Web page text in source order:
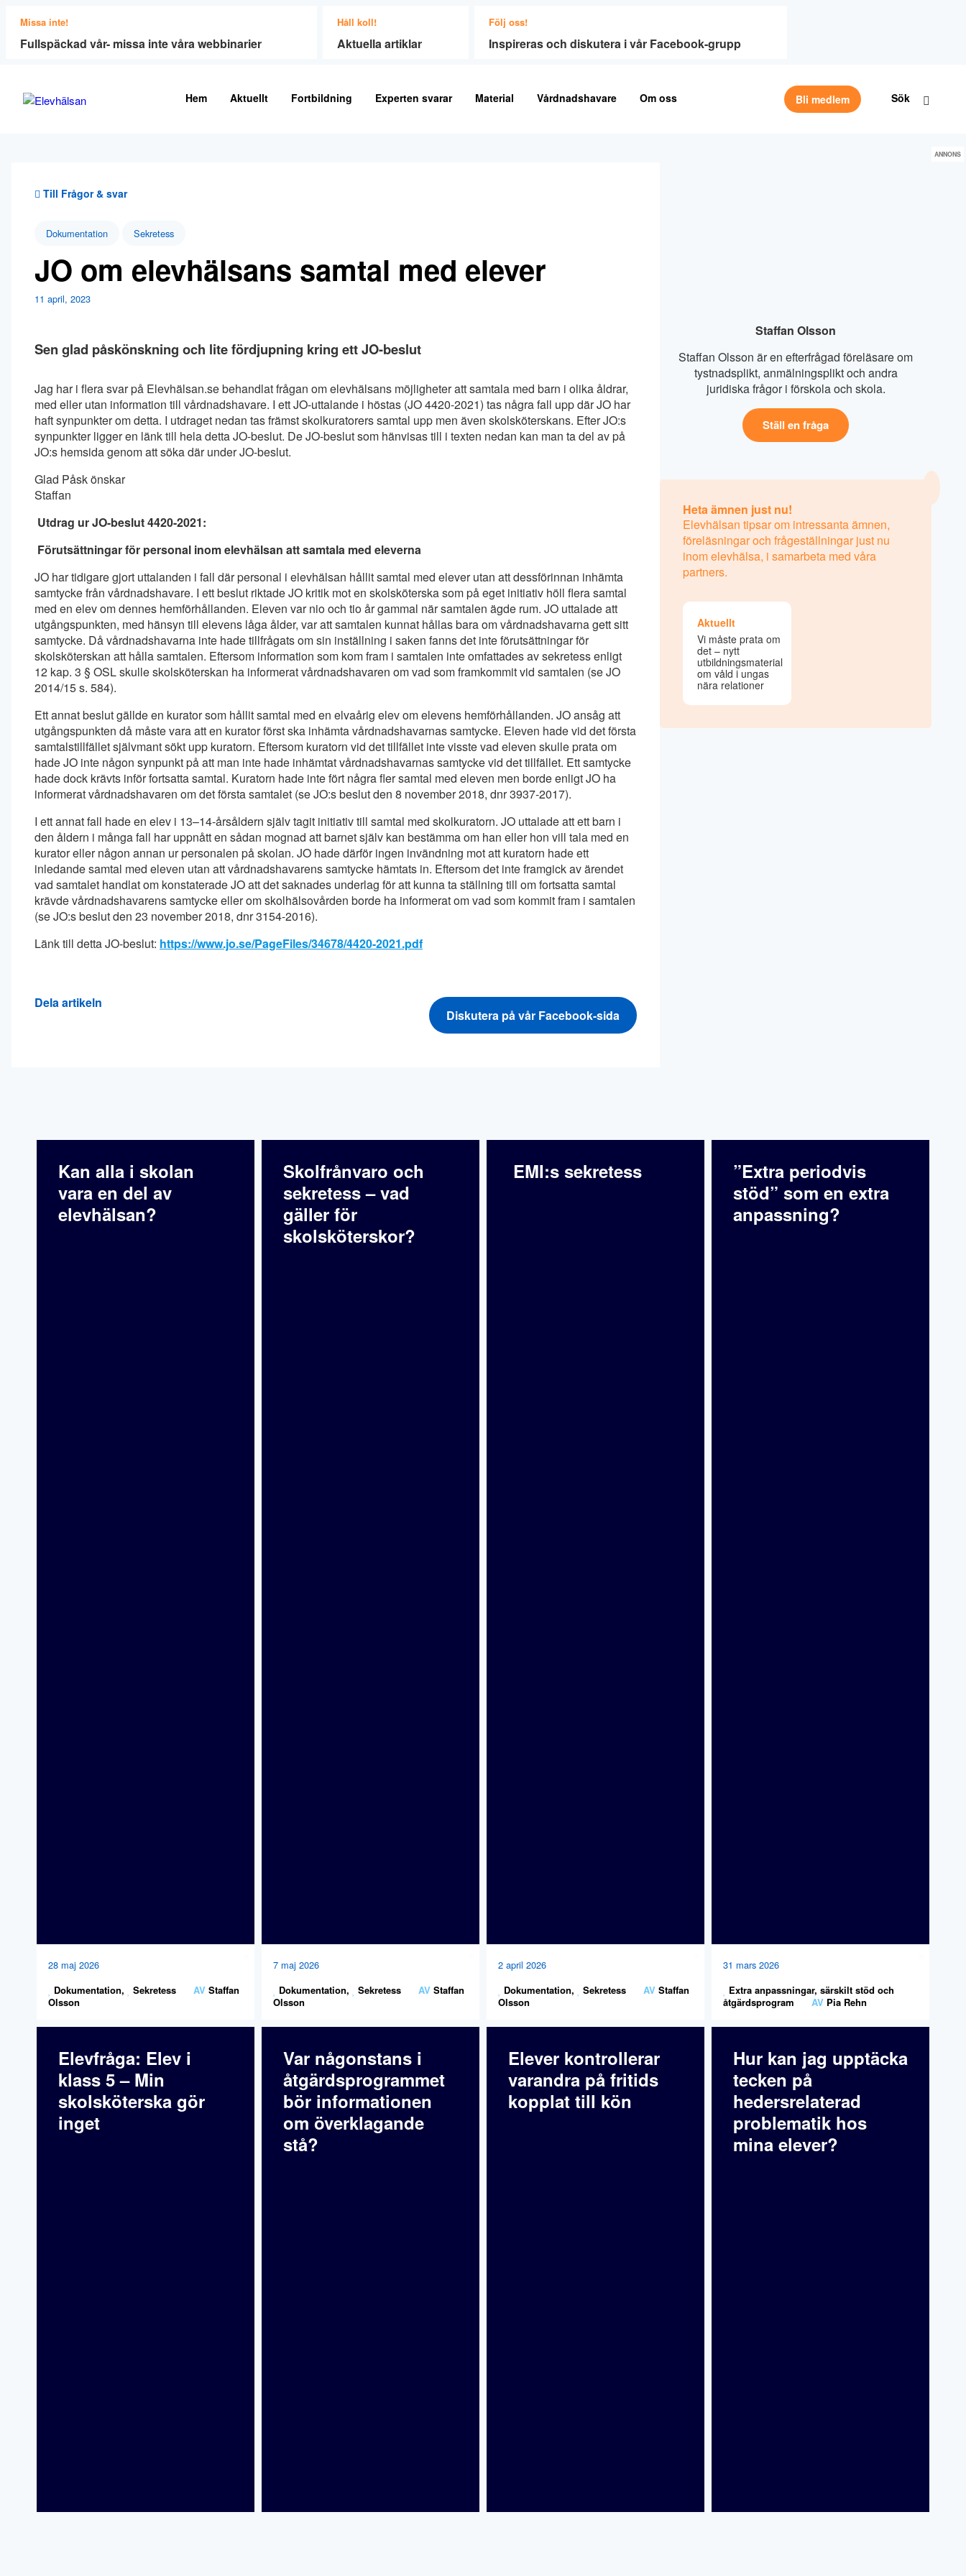
Missa inte!
Fullspäckad vår- missa inte våra webbinarier
Håll koll!
Aktuella artiklar
Följ oss!
Inspireras och diskutera i vår Facebook-grupp
Hem Aktuellt Fortbildning Experten svarar Material Vårdnadshavare Om oss Bli medlem Sök
Till Frågor & svar
Dokumentation Sekretess
JO om elevhälsans samtal med elever
11 april, 2023
Sen glad påskönskning och lite fördjupning kring ett JO-beslut
Jag har i flera svar på Elevhälsan.se behandlat frågan om elevhälsans möjligheter att samtala med barn i olika åldrar,
med eller utan information till vårdnadshavare. I ett JO-uttalande i höstas (JO 4420-2021) tas några fall upp där JO har
haft synpunkter om detta. I utdraget nedan tas främst skolkuratorers samtal upp men även skolsköterskans. Efter JO:s
synpunkter ligger en länk till hela detta JO-beslut. De JO-beslut som hänvisas till i texten nedan kan man ta del av på
JO:s hemsida genom att söka där under JO-beslut.
Glad Påsk önskar
Staffan
Utdrag ur JO-beslut 4420-2021:
Förutsättningar för personal inom elevhälsan att samtala med eleverna
JO har tidigare gjort uttalanden i fall där personal i elevhälsan hållit samtal med elever utan att dessförinnan inhämta
samtycke från vårdnadshavare. I ett beslut riktade JO kritik mot en skolsköterska som på eget initiativ höll flera samtal
med en elev om dennes hemförhållanden. Eleven var nio och tio år gammal när samtalen ägde rum. JO uttalade att
utgångspunkten, med hänsyn till elevens låga ålder, var att samtalen kunnat hållas bara om vårdnadshavarna gett sitt
samtycke. Då vårdnadshavarna inte hade tillfrågats om sin inställning i saken fanns det inte förutsättningar för
skolsköterskan att hålla samtalen. Eftersom information som kom fram i samtalen inte omfattades av sekretess enligt
12 kap. 3 § OSL skulle skolsköterskan ha informerat vårdnadshavaren om vad som framkommit vid samtalen (se JO
2014/15 s. 584).
Ett annat beslut gällde en kurator som hållit samtal med en elvaårig elev om elevens hemförhållanden. JO ansåg att
utgångspunkten då måste vara att en kurator först ska inhämta vårdnadshavarnas samtycke. Eleven hade vid det första
samtalstillfället självmant sökt upp kuratorn. Eftersom kuratorn vid det tillfället inte visste vad eleven skulle prata om
hade JO inte någon synpunkt på att man inte hade inhämtat vårdnadshavarnas samtycke vid det tillfället. Ett samtycke
hade dock krävts inför fortsatta samtal. Kuratorn hade inte fört några fler samtal med eleven men borde enligt JO ha
informerat vårdnadshavaren om det första samtalet (se JO:s beslut den 8 november 2018, dnr 3937-2017).
I ett annat fall hade en elev i 13–14-årsåldern själv tagit initiativ till samtal med skolkuratorn. JO uttalade att ett barn i
den åldern i många fall har uppnått en sådan mognad att barnet själv kan bestämma om han eller hon vill tala med en
kurator eller någon annan ur personalen på skolan. JO hade därför ingen invändning mot att kuratorn hade ett
inledande samtal med eleven utan att vårdnadshavarens samtycke hämtats in. Eftersom det inte framgick av ärendet
vad samtalet handlat om konstaterade JO att det saknades underlag för att kunna ta ställning till om fortsatta samtal
krävde vårdnadshavarens samtycke eller om skolhälsovården borde ha informerat om vad som kommit fram i samtalen
(se JO:s beslut den 23 november 2018, dnr 3154-2016).
Länk till detta JO-beslut: https://www.jo.se/PageFiles/34678/4420-2021.pdf
Dela artikeln
Diskutera på vår Facebook-sida
Staffan Olsson
Staffan Olsson är en efterfrågad föreläsare om
tystnadsplikt, anmälningsplikt och andra
juridiska frågor i förskola och skola.
Ställ en fråga
Heta ämnen just nu!
Elevhälsan tipsar om intressanta ämnen,
föreläsningar och frågeställningar just nu
inom elevhälsa, i samarbeta med våra
partners.
Aktuellt
Vi måste prata om
det – nytt
utbildningsmaterial
om våld i ungas
nära relationer
ANNONS
Kan alla i skolan
vara en del av
elevhälsan?
28 maj 2026
Dokumentation, Sekretess AV Staffan
Olsson
Skolfrånvaro och
sekretess – vad
gäller för
skolsköterskor?
7 maj 2026
Dokumentation, Sekretess AV Staffan
Olsson
EMI:s sekretess
2 april 2026
Dokumentation, Sekretess AV Staffan
Olsson
”Extra periodvis
stöd” som en extra
anpassning?
31 mars 2026
Extra anpassningar, särskilt stöd och
åtgärdsprogram
AV Pia Rehn
Elevfråga: Elev i
klass 5 – Min
skolsköterska gör
inget
Var någonstans i
åtgärdsprogrammet
bör informationen
om överklagande
stå?
Elever kontrollerar
varandra på fritids
kopplat till kön
Hur kan jag upptäcka
tecken på
hedersrelaterad
problematik hos
mina elever?